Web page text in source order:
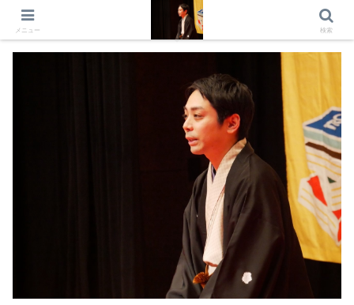
出演情報 出演依頼 日記 プロフィール
メニュー 検索